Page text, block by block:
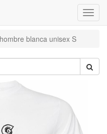
blanca unisex S